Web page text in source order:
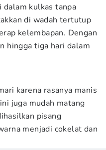
dalam kulkas tanpa
di wadah tertutup
kelembapan. Dengan
hingga tiga hari dalam
karena rasanya manis
juga mudah matang
pisang
menjadi cokelat dan